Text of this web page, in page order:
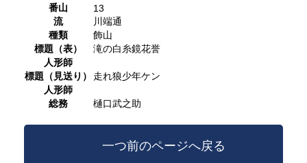
番山
13
流
川端通
種類
飾山
標題（表）
滝の白糸鏡花誉
人形師
標題（見送り）
走れ狼少年ケン
人形師
総務
樋口武之助
一つ前のページへ戻る